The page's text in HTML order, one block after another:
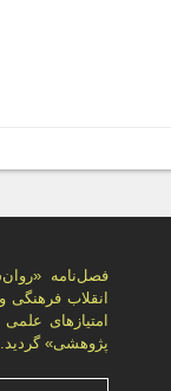
پژوهشی» گرديد.